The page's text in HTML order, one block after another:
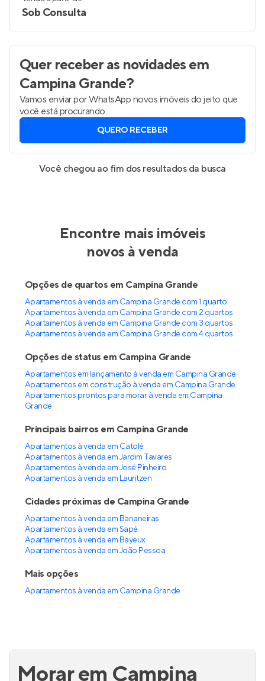
Sob Consulta
Quer receber as novidadesem
Campina Grande?
Vamos enviar por WhatsApp novos imóveis do jeito que
você está procurando.
QUERO RECEBER
Você chegou ao fim dos resultados da busca
Encontre mais imóveis
novos à venda
Opções de quartos em Campina Grande
Apartamentos à venda em Campina Grande com 1 quarto
Apartamentos à venda em Campina Grande com 2 quartos
Apartamentos à venda em Campina Grande com 3 quartos
Apartamentos à venda em Campina Grande com 4 quartos
Opções de status em Campina Grande
Apartamentos em lançamento à venda em Campina Grande
Apartamentos em construção à venda em Campina Grande
Apartamentos prontos para morar à venda em Campina
Grande
Principais bairros em Campina Grande
Apartamentos à venda em Catolé
Apartamentos à venda em Jardim Tavares
Apartamentos à venda em José Pinheiro
Apartamentos à venda em Lauritzen
Cidades próximas de Campina Grande
Apartamentos à venda em Bananeiras
Apartamentos à venda em Sapé
Apartamentos à venda em Bayeux
Apartamentos à venda em João Pessoa
Mais opções
Apartamentos à venda em Campina Grande
Morar em Campina